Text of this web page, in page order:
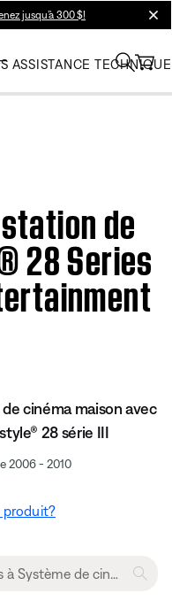
jusqu’à 300 $!
ASSISTANCE TECHNIQUE
de
28 Series
cinéma maison avec
28 série III
2006 - 2010
produit?